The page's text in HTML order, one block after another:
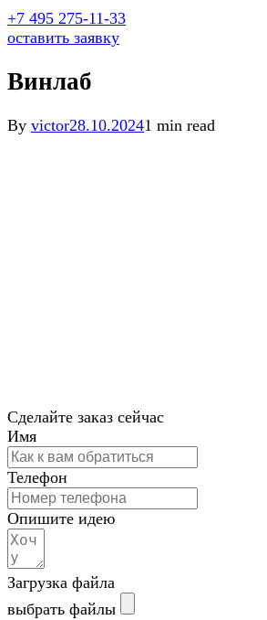
+7 495 275-11-33
оставить заявку
Винлаб
By victor28.10.20241 min read
Сделайте заказ сейчас
Имя
Телефон
Опишите идею
Загрузка файла
выбрать файлы